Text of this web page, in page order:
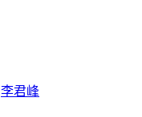
李君峰